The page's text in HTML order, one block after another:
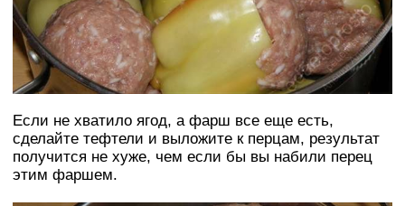
Если не хватило ягод, а фарш все еще есть,
сделайте тефтели и выложите к перцам, результат
получится не хуже, чем если бы вы набили перец
этим фаршем.